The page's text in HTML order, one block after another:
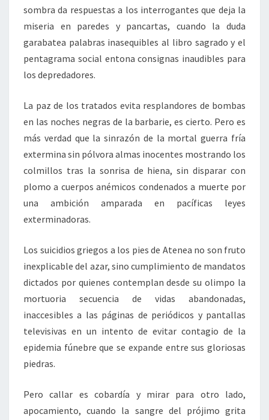
sombra da respuestas a los interrogantes que deja la
miseria en paredes y pancartas, cuando la duda
garabatea palabras inasequibles al libro sagrado y el
pentagrama social entona consignas inaudibles para
los depredadores.
La paz de los tratados evita resplandores de bombas
en las noches negras de la barbarie, es cierto. Pero es
más verdad que la sinrazón de la mortal guerra fría
extermina sin pólvora almas inocentes mostrando los
colmillos tras la sonrisa de hiena, sin disparar con
plomo a cuerpos anémicos condenados a muerte por
una ambición amparada en pacíficas leyes
exterminadoras.
Los suicidios griegos a los pies de Atenea no son fruto
inexplicable del azar, sino cumplimiento de mandatos
dictados por quienes contemplan desde su olimpo la
mortuoria secuencia de vidas abandonadas,
inaccesibles a las páginas de periódicos y pantallas
televisivas en un intento de evitar contagio de la
epidemia fúnebre que se expande entre sus gloriosas
piedras.
Pero callar es cobardía y mirar para otro lado,
apocamiento, cuando la sangre del prójimo grita